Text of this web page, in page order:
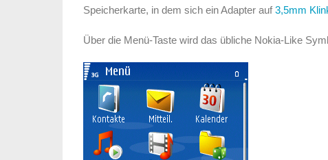
Speicherkarte, in dem sich ein Adapter auf3,5mm
Über die Menü-Taste wird das übliche Nokia-Like